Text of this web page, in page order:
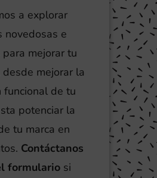
a explorar
novedosas e
mejorar tu
desde mejorar la
funcional de tu
potenciar la
tu marca en
Contáctanos
formulariosi